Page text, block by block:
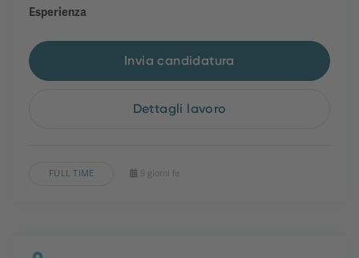
Esperienza
Invia candidatura
Dettagli lavoro
FULL TIME 9 giorni fa